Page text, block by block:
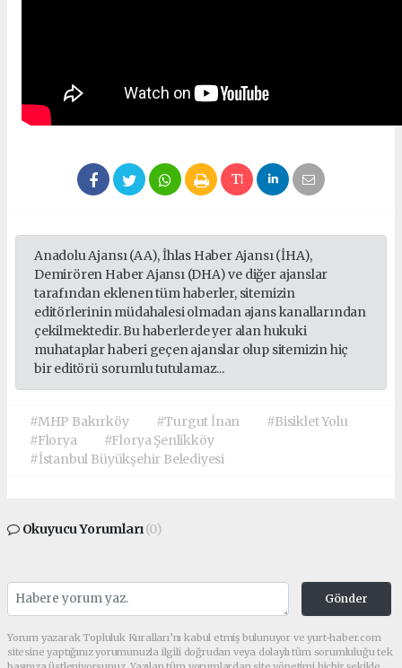
Anadolu Ajansı (AA), İhlas Haber Ajansı (İHA),
Demirören Haber Ajansı (DHA) ve diğer ajanslar
tarafından eklenen tüm haberler, sitemizin
editörlerinin müdahalesi olmadan ajans kanallarından
çekilmektedir. Bu haberlerde yer alan hukuki
muhataplar haberi geçen ajanslar olup sitemizin hiç
bir editörü sorumlu tutulamaz...
#MHP Bakırköy #Turgut İnan
#Bisiklet Yolu
#Florya
#Florya Şenlikköy
#İstanbul Büyükşehir Belediyesi
Okuyucu Yorumları(0)
Gönder
Yorum yazarak Topluluk Kuralları’nı kabul etmiş bulunuyor ve yurt-haber.com
sitesine yaptığınız yorumunuzla ilgili doğrudan veya dolaylı tüm sorumluluğu tek